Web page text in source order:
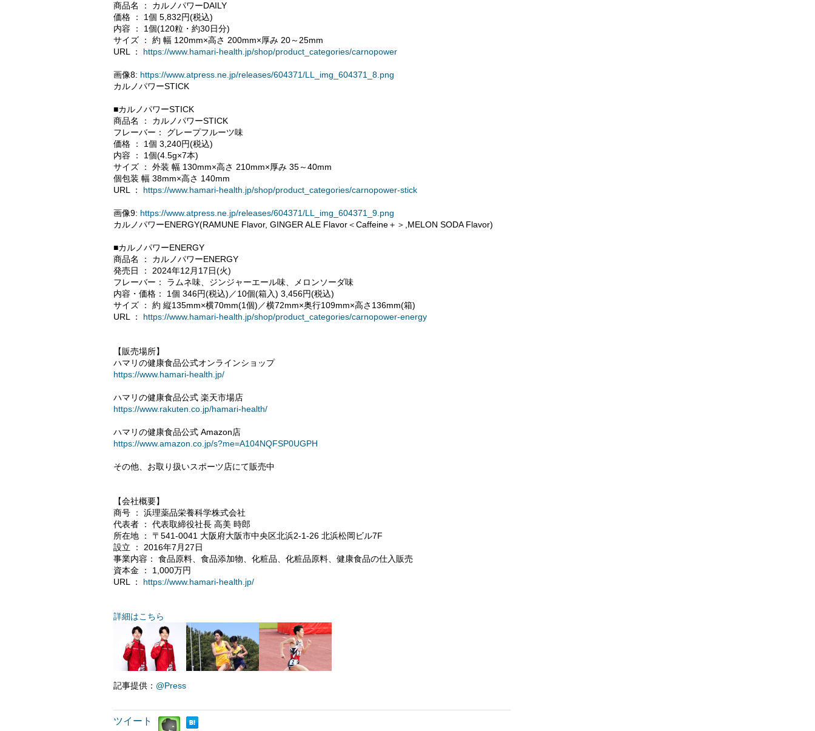
商品名 ： カルノパワーDAILY
価格 ： 1個 5,832円(税込)
内容 ： 1個(120粒・約30日分)
サイズ ： 約 幅 120mm×高さ 200mm×厚み 20～25mm
URL ： https://www.hamari-health.jp/shop/product_categories/carnopower
画像8: https://www.atpress.ne.jp/releases/604371/LL_img_604371_8.png
カルノパワーSTICK
■カルノパワーSTICK
商品名 ： カルノパワーSTICK
フレーバー： グレープフルーツ味
価格 ： 1個 3,240円(税込)
内容 ： 1個(4.5g×7本)
サイズ ： 外装 幅 130mm×高さ 210mm×厚み 35～40mm
個包装 幅 38mm×高さ 140mm
URL ： https://www.hamari-health.jp/shop/product_categories/carnopower-stick
画像9: https://www.atpress.ne.jp/releases/604371/LL_img_604371_9.png
カルノパワーENERGY(RAMUNE Flavor, GINGER ALE Flavor＜Caffeine＋＞,MELON SODA Flavor)
■カルノパワーENERGY
商品名 ： カルノパワーENERGY
発売日 ： 2024年12月17日(火)
フレーバー： ラムネ味、ジンジャーエール味、メロンソーダ味
内容・価格： 1個 346円(税込)／10個(箱入) 3,456円(税込)
サイズ ： 約 縦135mm×横70mm(1個)／横72mm×奥行109mm×高さ136mm(箱)
URL ： https://www.hamari-health.jp/shop/product_categories/carnopower-energy
【販売場所】
ハマリの健康食品公式オンラインショップ
https://www.hamari-health.jp/
ハマリの健康食品公式 楽天市場店
https://www.rakuten.co.jp/hamari-health/
ハマリの健康食品公式 Amazon店
https://www.amazon.co.jp/s?me=A104NQFSP0UGPH
その他、お取り扱いスポーツ店にて販売中
【会社概要】
商号 ： 浜理薬品栄養科学株式会社
代表者 ： 代表取締役社長 高美 時郎
所在地 ： 〒541-0041 大阪府大阪市中央区北浜2-1-26 北浜松岡ビル7F
設立 ： 2016年7月27日
事業内容： 食品原料、食品添加物、化粧品、化粧品原料、健康食品の仕入販売
資本金 ： 1,000万円
URL ： https://www.hamari-health.jp/
詳細はこちら
記事提供： @Press
ツイート